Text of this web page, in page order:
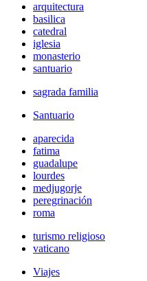
arquitectura
basilica
catedral
iglesia
monasterio
santuario
sagrada familia
Santuario
aparecida
fatima
guadalupe
lourdes
medjugorje
peregrinación
roma
turismo religioso
vaticano
Viajes